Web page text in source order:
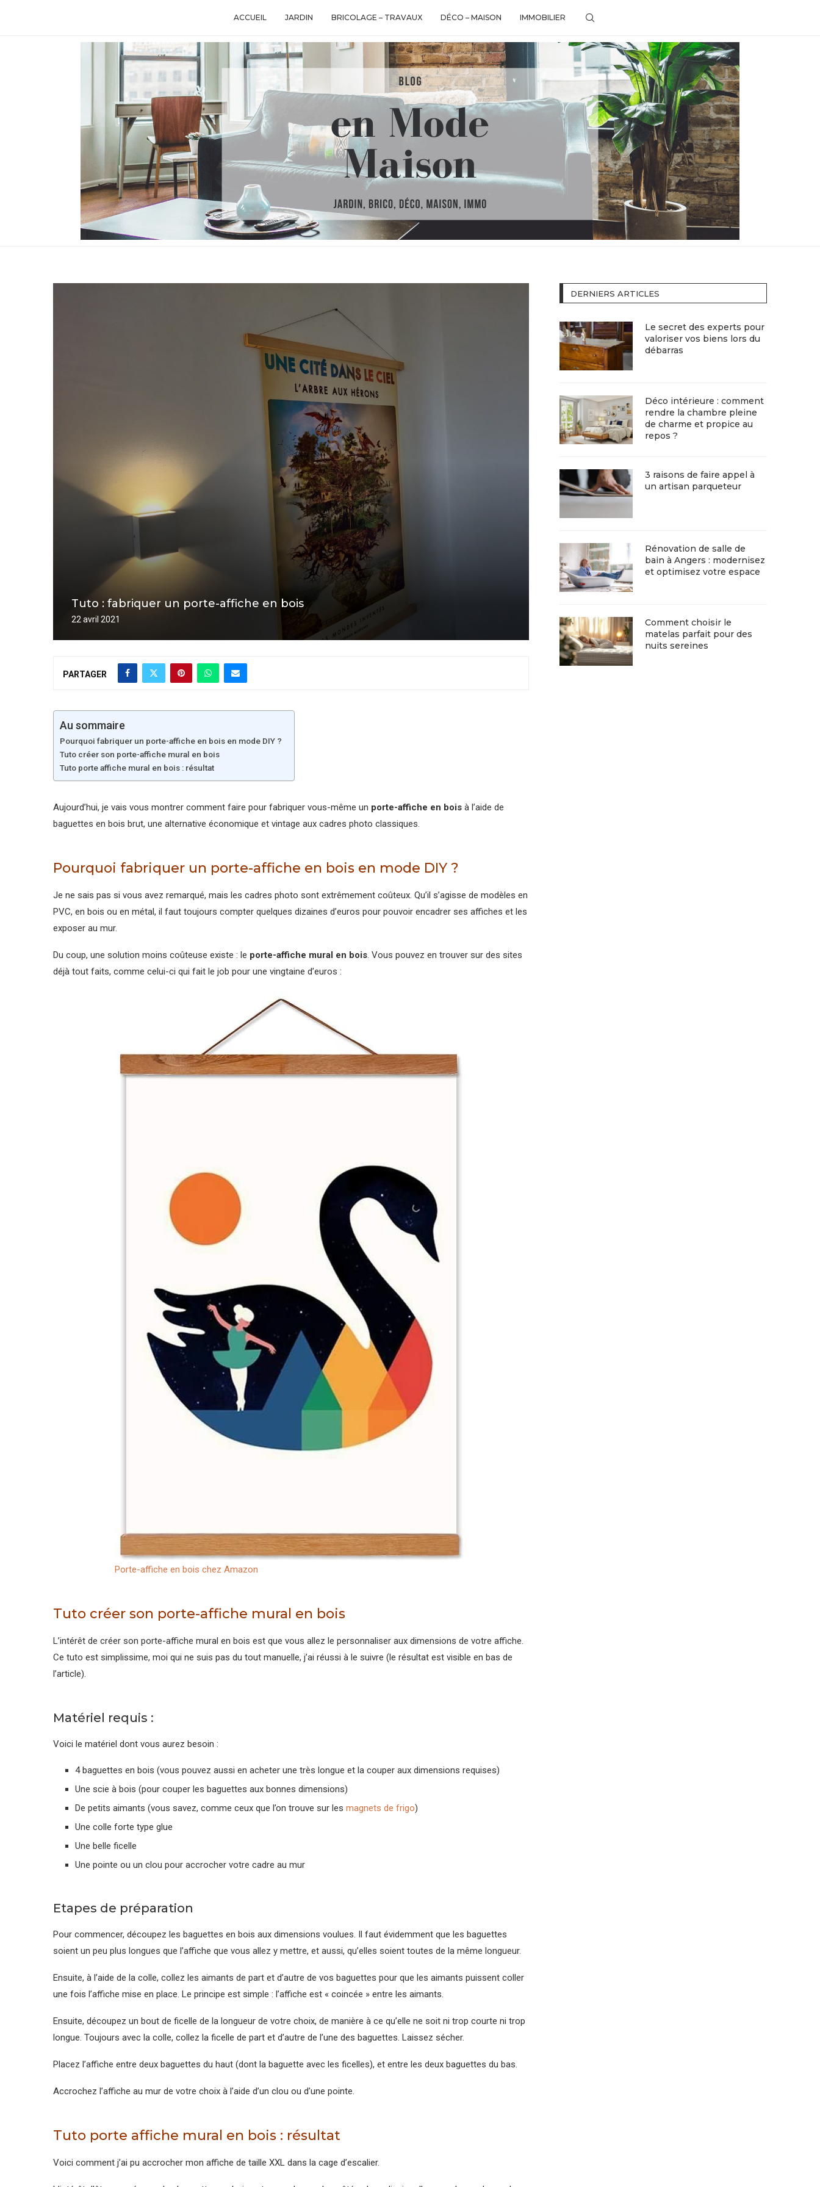
ACCUEIL JARDIN BRICOLAGE – TRAVAUX DÉCO – MAISON IMMOBILIER
Tuto : fabriquer un porte-affiche en bois
22 avril 2021
PARTAGER
Au sommaire
Pourquoi fabriquer un porte-affiche en bois en mode DIY ?
Tuto créer son porte-affiche mural en bois
Tuto porte affiche mural en bois : résultat
Aujourd’hui, je vais vous montrer comment faire pour fabriquer vous-même un porte-affiche en bois à l’aide de
baguettes en bois brut, une alternative économique et vintage aux cadres photo classiques.
Pourquoi fabriquer un porte-affiche en bois en mode DIY ?
Je ne sais pas si vous avez remarqué, mais les cadres photo sont extrêmement coûteux. Qu’il s’agisse de modèles en
PVC, en bois ou en métal, il faut toujours compter quelques dizaines d’euros pour pouvoir encadrer ses affiches et les
exposer au mur.
Du coup, une solution moins coûteuse existe : le porte-affiche mural en bois. Vous pouvez en trouver sur des sites
déjà tout faits, comme celui-ci qui fait le job pour une vingtaine d’euros :
Porte-affiche en bois chez Amazon
Tuto créer son porte-affiche mural en bois
L’intérêt de créer son porte-affiche mural en bois est que vous allez le personnaliser aux dimensions de votre affiche.
Ce tuto est simplissime, moi qui ne suis pas du tout manuelle, j’ai réussi à le suivre (le résultat est visible en bas de
l’article).
Matériel requis :
Voici le matériel dont vous aurez besoin :
4 baguettes en bois (vous pouvez aussi en acheter une très longue et la couper aux dimensions requises)
Une scie à bois (pour couper les baguettes aux bonnes dimensions)
De petits aimants (vous savez, comme ceux que l’on trouve sur les magnets de frigo)
Une colle forte type glue
Une belle ficelle
Une pointe ou un clou pour accrocher votre cadre au mur
Etapes de préparation
Pour commencer, découpez les baguettes en bois aux dimensions voulues. Il faut évidemment que les baguettes
soient un peu plus longues que l’affiche que vous allez y mettre, et aussi, qu’elles soient toutes de la même longueur.
Ensuite, à l’aide de la colle, collez les aimants de part et d’autre de vos baguettes pour que les aimants puissent coller
une fois l’affiche mise en place. Le principe est simple : l’affiche est « coincée » entre les aimants.
Ensuite, découpez un bout de ficelle de la longueur de votre choix, de manière à ce qu’elle ne soit ni trop courte ni trop
longue. Toujours avec la colle, collez la ficelle de part et d’autre de l’une des baguettes. Laissez sécher.
Placez l’affiche entre deux baguettes du haut (dont la baguette avec les ficelles), et entre les deux baguettes du bas.
Accrochez l’affiche au mur de votre choix à l’aide d’un clou ou d’une pointe.
Tuto porte affiche mural en bois : résultat
Voici comment j’ai pu accrocher mon affiche de taille XXL dans la cage d’escalier.
DERNIERS ARTICLES
Le secret des experts pour
valoriser vos biens lors du
débarras
Déco intérieure : comment
rendre la chambre pleine
de charme et propice au
repos ?
3 raisons de faire appel à
un artisan parqueteur
Rénovation de salle de
bain à Angers : modernisez
et optimisez votre espace
Comment choisir le
matelas parfait pour des
nuits sereines